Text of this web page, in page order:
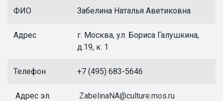
ФИО Забелина Наталья Аветиковна
Адрес
г. Москва, ул. Бориса Галушкина,
д.19, к. 1
Телефон +7 (495) 683-5646
Адрес эл.
ZabelinaNA@culture.mos.ru